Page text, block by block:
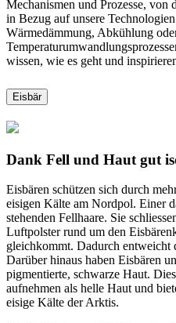
Mechanismen und Prozesse, von
in Bezug auf unsere
Wärmedämmung, Abkühlung
wissen, wie es geht und
Eisbär
Dank Fell und Haut gut
Eisbären schützen sich durch
eisigen Kälte am Nordpol. Einer
stehenden Fellhaare. Sie
Luftpolster rund um den
gleichkommt. Dadurch
Darüber hinaus haben Eisbären
pigmentierte, schwarze Haut.
aufnehmen als helle Haut und
eisige Kälte der Arktis.